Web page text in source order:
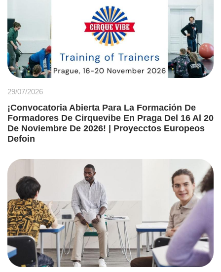
29/07/2026
¡Convocatoria Abierta Para La Formación De
Formadores De Cirquevibe En Praga Del 16 Al 20
De Noviembre De 2026! | Proyecctos Europeos
Defoin